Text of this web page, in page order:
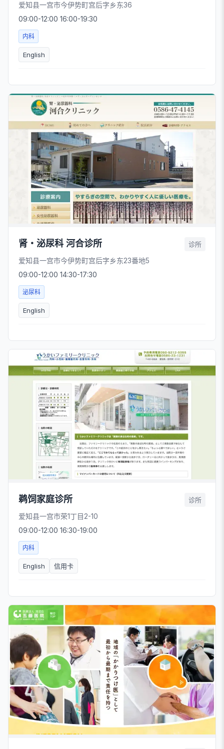
爱知县一宫市今伊势町宫后字乡东36
09:00-12:00 16:00-19:30
内科
English
肾・泌尿科 河合诊所 诊所
爱知县一宫市今伊势町宫后字乡东23番地5
09:00-12:00 14:30-17:30
泌尿科
English
鹈饲家庭诊所 诊所
爱知县一宫市荣1丁目2-10
09:00-12:00 16:30-19:00
内科
English 信用卡